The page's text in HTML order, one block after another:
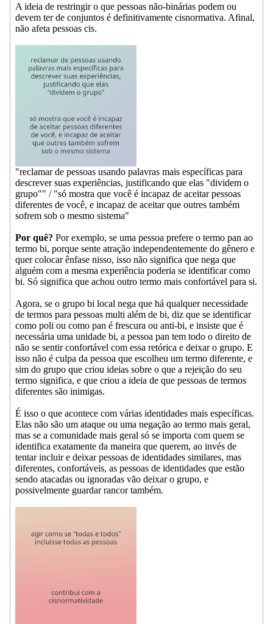
A ideia de restringir o que pessoas não-binárias podem ou
devem ter de conjuntos é definitivamente cisnormativa. Afinal,
não afeta pessoas cis.
"reclamar de pessoas usando palavras mais específicas para
descrever suas experiências, justificando que elas "dividem o
grupo"" / "só mostra que você é incapaz de aceitar pessoas
diferentes de você, e incapaz de aceitar que outres também
sofrem sob o mesmo sistema"
Por quê? Por exemplo, se uma pessoa prefere o termo pan ao
termo bi, porque sente atração independentemente do gênero e
quer colocar ênfase nisso, isso não significa que nega que
alguém com a mesma experiência poderia se identificar como
bi. Só significa que achou outro termo mais confortável para si.
Agora, se o grupo bi local nega que há qualquer necessidade
de termos para pessoas multi além de bi, diz que se identificar
como poli ou como pan é frescura ou anti-bi, e insiste que é
necessária uma unidade bi, a pessoa pan tem todo o direito de
não se sentir confortável com essa retórica e deixar o grupo. E
isso não é culpa da pessoa que escolheu um termo diferente, e
sim do grupo que criou ideias sobre o que a rejeição do seu
termo significa, e que criou a ideia de que pessoas de termos
diferentes são inimigas.
É isso o que acontece com várias identidades mais específicas.
Elas não são um ataque ou uma negação ao termo mais geral,
mas se a comunidade mais geral só se importa com quem se
identifica exatamente da maneira que querem, ao invés de
tentar incluir e deixar pessoas de identidades similares, mas
diferentes, confortáveis, as pessoas de identidades que estão
sendo atacadas ou ignoradas vão deixar o grupo, e
possivelmente guardar rancor também.